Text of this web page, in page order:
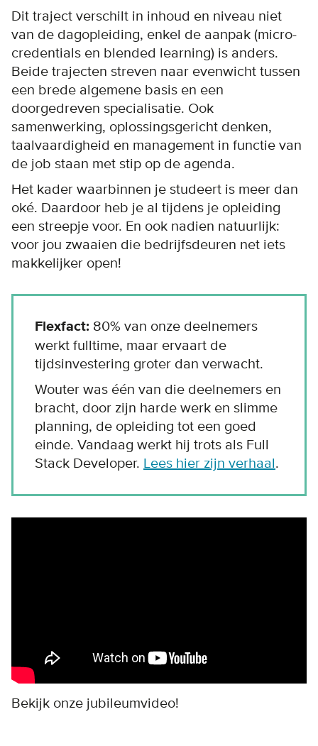
Dit traject verschilt in inhoud en niveau niet
van de dagopleiding, enkel de aanpak (micro-
credentials en blended learning) is anders.
Beide trajecten streven naar evenwicht tussen
een brede algemene basis en een
doorgedreven specialisatie. Ook
samenwerking, oplossingsgericht denken,
taalvaardigheid en management in functie van
de job staan met stip op de agenda.
Het kader waarbinnen je studeert is meer dan
oké. Daardoor heb je al tijdens je opleiding
een streepje voor. En ook nadien natuurlijk:
voor jou zwaaien die bedrijfsdeuren net iets
makkelijker open!
Flexfact: 80% van onze deelnemers
werkt fulltime, maar ervaart de
tijdsinvestering groter dan verwacht.
Wouter was één van die deelnemers en
bracht, door zijn harde werk en slimme
planning, de opleiding tot een goed
einde. Vandaag werkt hij trots als Full
Stack Developer. Lees hier zijn verhaal.
Bekijk onze jubileumvideo!